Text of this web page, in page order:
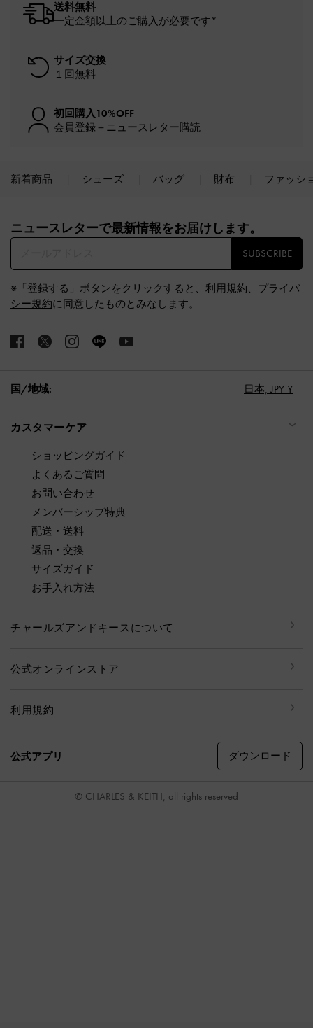
送料無料
一定金額以上のご購入が必要です*
サイズ交換
１回無料
初回購入10%OFF
会員登録＋ニュースレター購読
新着商品 シューズ バッグ 財布 ファッシ
ニュースレターで最新情報をお届けします。​
SUBSCRIBE
※「登録する」ボタンをクリックすると、 利用規約、 プライバ
シー規約に同意したものとみなします。
国/地域: 日本, JPY ¥
カスタマーケア
ショッピングガイド
よくあるご質問
お問い合わせ
メンバーシップ特典
配送・送料
返品・交換
サイズガイド
お手入れ方法
チャールズアンドキースについて
公式オンラインストア
利用規約
公式アプリ ダウンロード
© CHARLES & KEITH, all rights reserved